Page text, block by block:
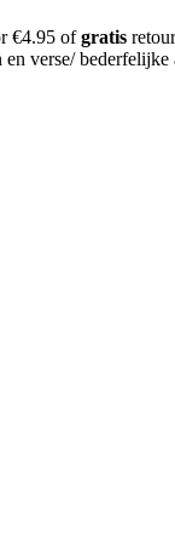
€4.95 ofgratis
verse/ bederfelijke